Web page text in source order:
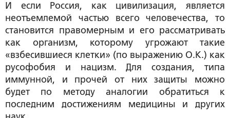
И если Россия, как цивилизация, является
неотъемлемой частью всего человечества, то
становится правомерным и его рассматривать
как организм, которому угрожают такие
«взбесившиеся клетки» (по выражению О.К.) как
русофобия и нацизм. Для создания, типа
иммунной, и прочей от них защиты можно
будет по методу аналогии обратиться к
последним достижениям медицины и других